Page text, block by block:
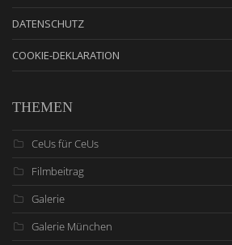
DATENSCHUTZ
COOKIE-DEKLARATION
THEMEN
CeUs für CeUs
Filmbeitrag
Galerie
Galerie München